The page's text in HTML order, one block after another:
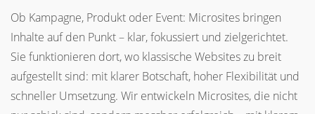
Ob Kampagne, Produkt oder Event: Microsites bringen
Inhalte auf den Punkt – klar, fokussiert und zielgerichtet.
Sie funktionieren dort, wo klassische Websites zu breit
aufgestellt sind: mit klarer Botschaft, hoher Flexibilität und
schneller Umsetzung. Wir entwickeln Microsites, die nicht